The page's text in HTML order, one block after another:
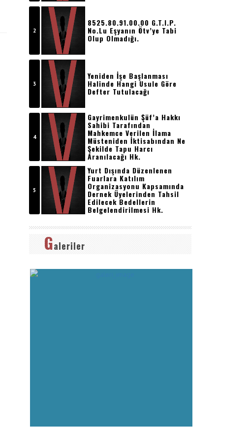
8525.80.91.00.00 G.t.i.p.
No.lu Eşyanın Ötv’ye Tabi
Olup Olmadığı.
Yeniden İşe Başlanması
Halinde Hangi Usule Göre
Defter Tutulacağı
Gayrimenkulün Şüf’a Hakkı
Sahibi Tarafından
Mahkemce Verilen İlama
Müsteniden İktisabından Ne
Şekilde Tapu Harcı
Aranılacağı Hk.
Yurt Dışında Düzenlenen
Fuarlara Katılım
Organizasyonu Kapsamında
Dernek Üyelerinden Tahsil
Edilecek Bedellerin
Belgelendirilmesi Hk.
Galeriler